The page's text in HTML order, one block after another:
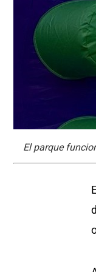
El parque